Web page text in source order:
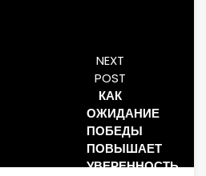
NEXT
POST
КАК
ОЖИДАНИЕ
ПОБЕДЫ
ПОВЫШАЕТ
УВЕРЕННОСТЬ